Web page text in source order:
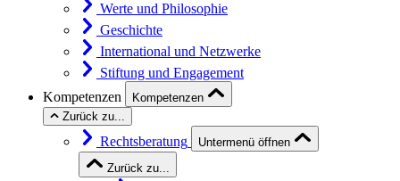
Werte und Philosophie
Geschichte
International und Netzwerke
Stiftung und Engagement
Kompetenzen
Kompetenzen
Zurück zu...
Rechtsberatung
Untermenü öffnen
Zurück zu...